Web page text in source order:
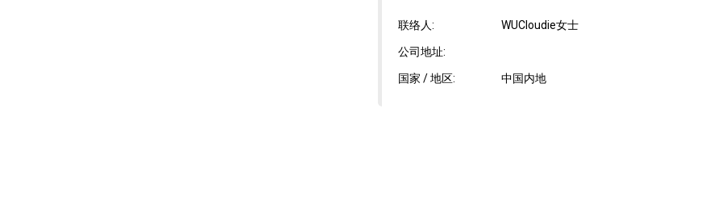
联络人: WUCloudie女士
公司地址:
国家 / 地区: 中国内地